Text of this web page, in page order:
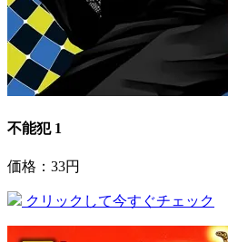
不能犯 1
価格：33円
クリックして今すぐチェック